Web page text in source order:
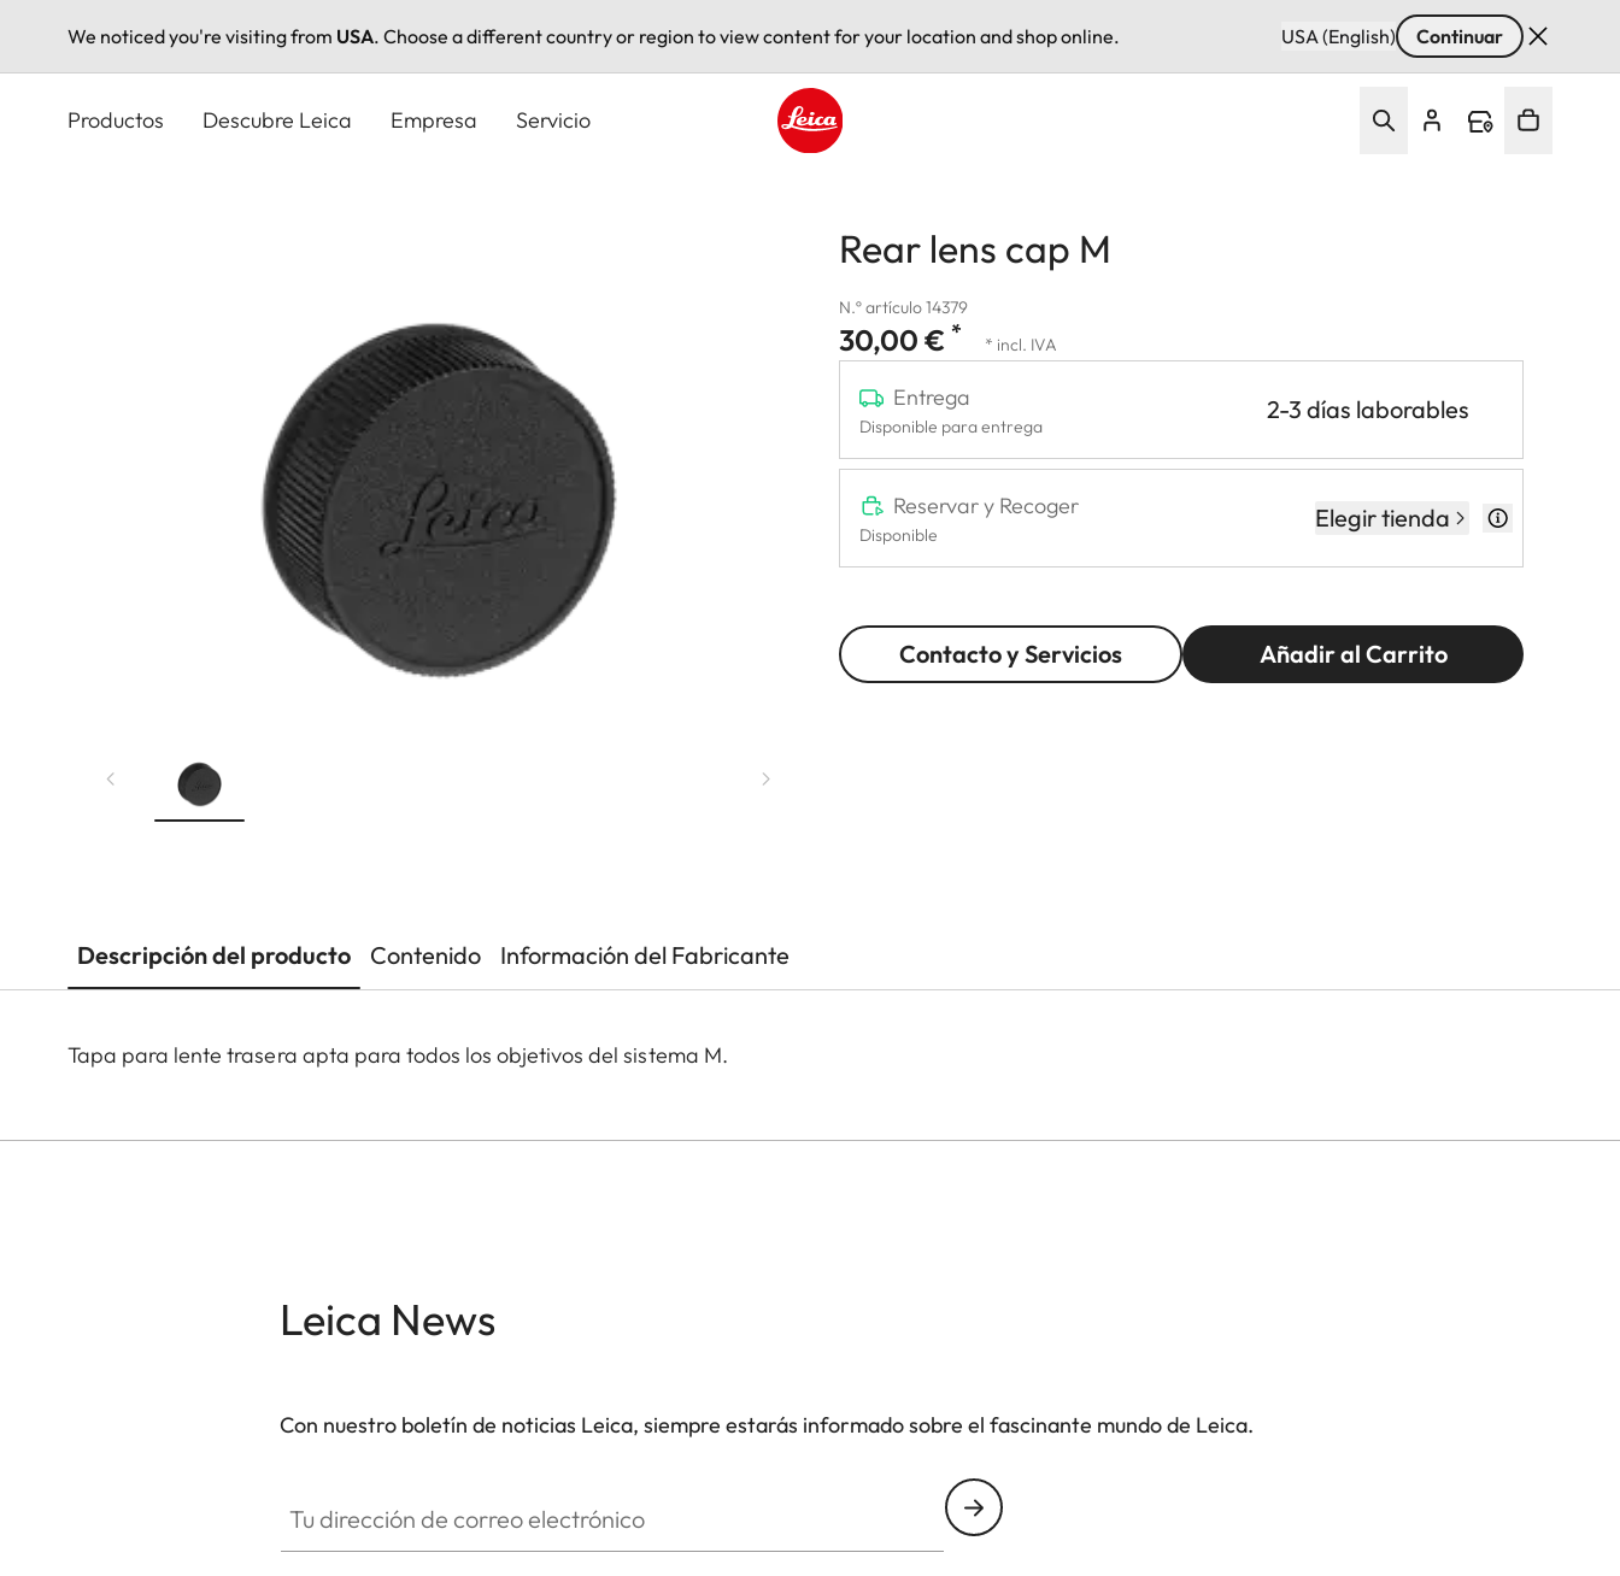
We noticed you're visiting from USA. Choose a different country or region to view content for your location and shop online. USA (English) Continuar
Productos Descubre Leica Empresa Servicio
Rear lens cap M
N.º artículo 14379
30,00 € * * incl. IVA
Entrega
Disponible para entrega
2-3 días laborables
Reservar y Recoger
Disponible
Elegir tienda
Contacto y Servicios Añadir al Carrito
Descripción del producto Contenido Información del Fabricante
Tapa para lente trasera apta para todos los objetivos del sistema M.
Leica News
Con nuestro boletín de noticias Leica, siempre estarás informado sobre el fascinante mundo de Leica.